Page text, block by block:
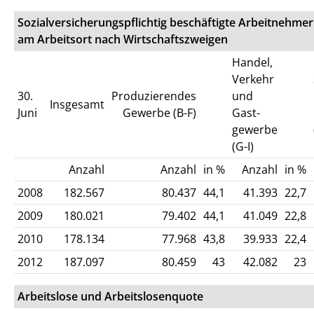
Sozialversicherungspflichtig beschäftigte Arbeitnehmer
am Arbeitsort nach Wirtschaftszweigen
30.
Juni
Insgesamt
Produzierendes
Gewerbe (B-F)
Handel,
Verkehr
und
Gast-
gewerbe
(G-I)
Anzahl Anzahl in % Anzahl in %
2008
182.567 80.437 44,1 41.393 22,7
2009
180.021 79.402 44,1 41.049 22,8
2010
178.134 77.968 43,8 39.933 22,4
2012
187.097 80.459 43 42.082 23
Arbeitslose und Arbeitslosenquote